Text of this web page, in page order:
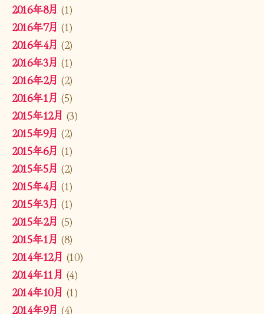
2016年8月 (1)
2016年7月 (1)
2016年4月 (2)
2016年3月 (1)
2016年2月 (2)
2016年1月 (5)
2015年12月 (3)
2015年9月 (2)
2015年6月 (1)
2015年5月 (2)
2015年4月 (1)
2015年3月 (1)
2015年2月 (5)
2015年1月 (8)
2014年12月 (10)
2014年11月 (4)
2014年10月 (1)
2014年9月 (4)